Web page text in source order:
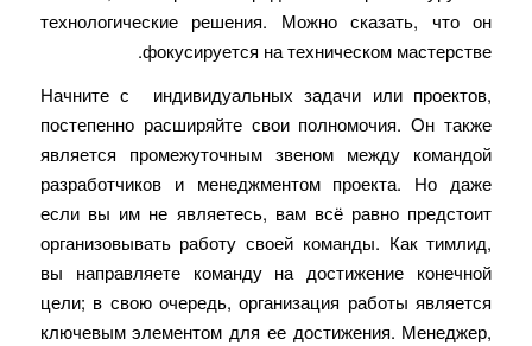
технологические решения. Можно сказать, что он
фокусируется на техническом мастерстве.
Начните с индивидуальных задачи или проектов,
постепенно расширяйте свои полномочия. Он также
является промежуточным звеном между командой
разработчиков и менеджментом проекта. Но даже
если вы им не являетесь, вам всё равно предстоит
организовывать работу своей команды. Как тимлид,
вы направляете команду на достижение конечной
цели; в свою очередь, организация работы является
ключевым элементом для ее достижения. Менеджер,